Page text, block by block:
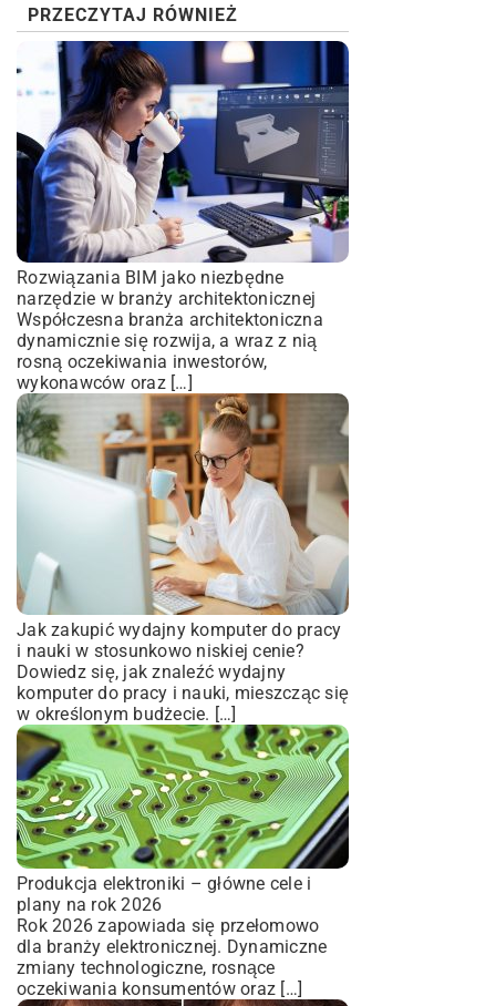
PRZECZYTAJ RÓWNIEŻ
Rozwiązania BIM jako niezbędne
narzędzie w branży architektonicznej
Współczesna branża architektoniczna
dynamicznie się rozwija, a wraz z nią
rosną oczekiwania inwestorów,
wykonawców oraz […]
Jak zakupić wydajny komputer do pracy
i nauki w stosunkowo niskiej cenie?
Dowiedz się, jak znaleźć wydajny
komputer do pracy i nauki, mieszcząc się
w określonym budżecie. […]
Produkcja elektroniki – główne cele i
plany na rok 2026
Rok 2026 zapowiada się przełomowo
dla branży elektronicznej. Dynamiczne
zmiany technologiczne, rosnące
oczekiwania konsumentów oraz […]